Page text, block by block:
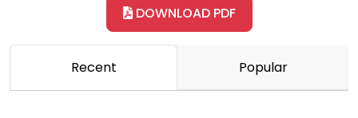
DOWNLOAD PDF
Recent Popular